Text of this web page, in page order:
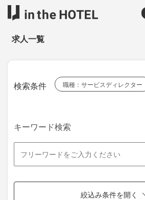
求人一覧
検索条件 職種：サービスディレクター
キーワード検索
絞込み条件を開く